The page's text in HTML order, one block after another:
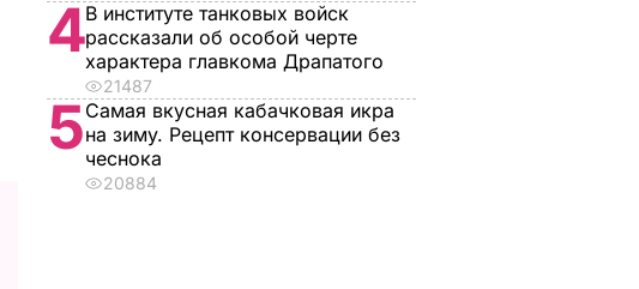
4В институте танковых войск
рассказали об особой черте
характера главкома Драпатого
21487
5Самая вкусная кабачковая икра
на зиму. Рецепт консервации без
чеснока
20884